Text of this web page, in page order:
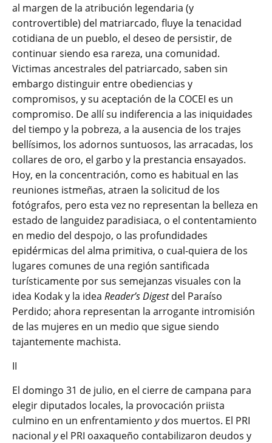
al margen de la atribución legendaria (y
controvertible) del matriarcado, fluye la tenacidad
cotidiana de un pueblo, el deseo de persistir, de
continuar siendo esa rareza, una comunidad.
Victimas ancestrales del patriarcado, saben sin
embargo distinguir entre obediencias y
compromisos, y su aceptación de la COCEI es un
compromiso. De allí su indiferencia a las iniquidades
del tiempo y la pobreza, a la ausencia de los trajes
bellísimos, los adornos suntuosos, las arracadas, los
collares de oro, el garbo y la prestancia ensayados.
Hoy, en la concentración, como es habitual en las
reuniones istmeñas, atraen la solicitud de los
fotógrafos, pero esta vez no representan la belleza en
estado de languidez paradisiaca, o el contentamiento
en medio del despojo, o las profundidades
epidérmicas del alma primitiva, o cual-quiera de los
lugares comunes de una región santificada
turísticamente por sus semejanzas visuales con la
idea Kodak y la idea Reader’s Digestdel Paraíso
Perdido; ahora representan la arrogante intromisión
de las mujeres en un medio que sigue siendo
tajantemente machista.
II
El domingo 31 de julio, en el cierre de campana para
elegir diputados locales, la provocación priista
culmino en un enfrentamiento ydos muertos. El PRI
nacional yel PRI oaxaqueño contabilizaron deudos y